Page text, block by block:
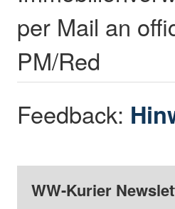
per Mail an
PM/Red
Feedback:
WW-Kurier